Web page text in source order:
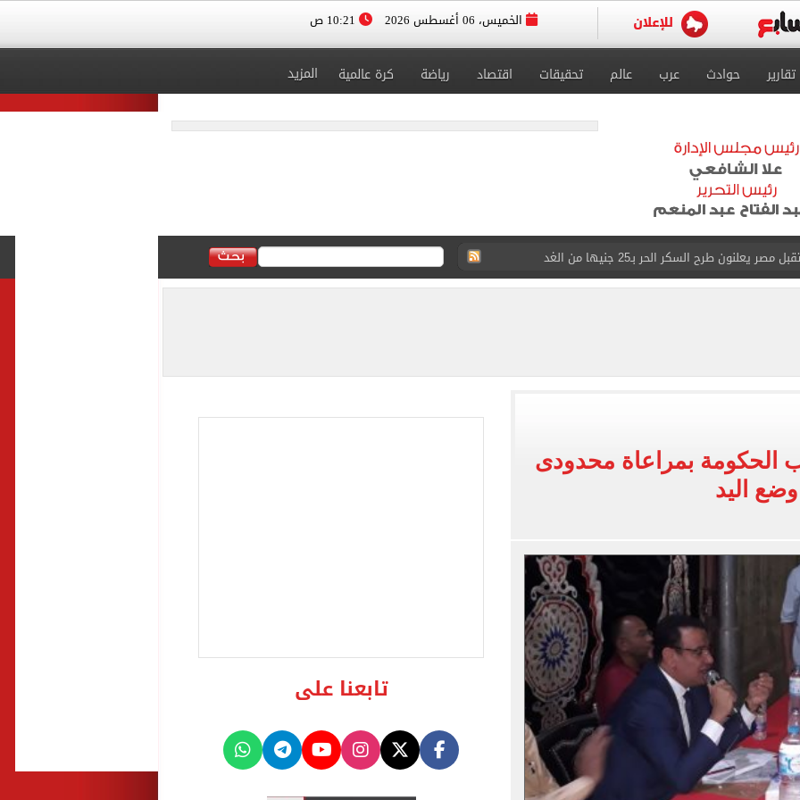
الخميس، 06 أغسطس 2026
تقارير حوادث عرب عالم تحقيقات اقتصاد رياضة كرة عالمية المزيد
مليار دولار نهاية يوليو
حلال أم حرام؟.. أمين الفتوى يجيب «فيديو»
ودياً.. وغياب إمام عاشور
إطلاق نار بولاية نورث كارولينا
طرح السكر الحر بـ25 جنيها من الغد
الحكومة بمراعاة محدودى
اليد
تابعنا على